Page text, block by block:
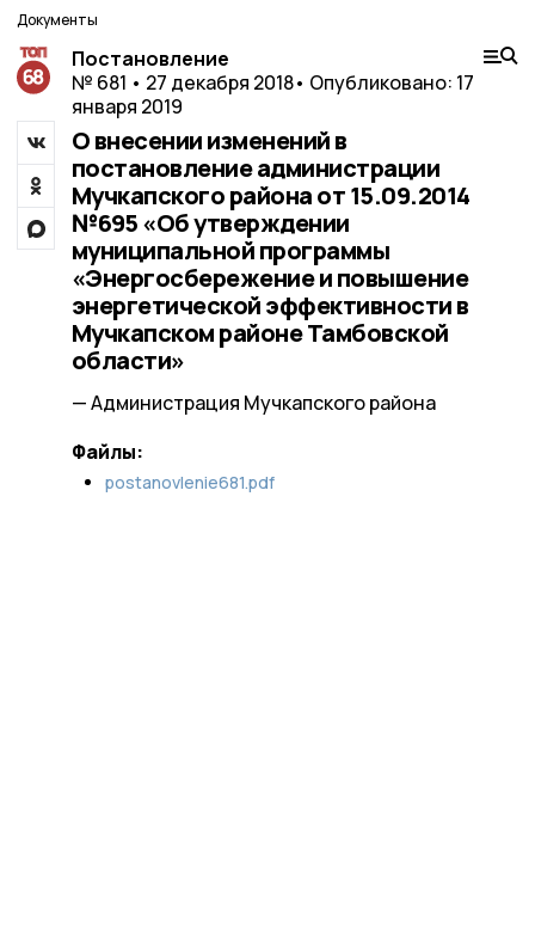
Документы
Постановление
№ 681 • 27 декабря 2018• Опубликовано: 17
января 2019
О внесении изменений в
постановление администрации
Мучкапского района от 15.09.2014
№695 «Об утверждении
муниципальной программы
«Энергосбережение и повышение
энергетической эффективности в
Мучкапском районе Тамбовской
области»
— Администрация Мучкапского района
Файлы:
postanovlenie681.pdf